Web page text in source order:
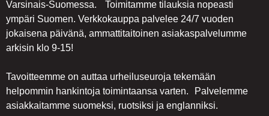
Varsinais-Suomessa. Toimitamme tilauksia nopeasti
ympäri Suomen. Verkkokauppa palvelee 24/7 vuoden
jokaisena päivänä, ammattitaitoinen asiakaspalvelumme
arkisin klo 9-15!
Tavoitteemme on auttaa urheiluseuroja tekemään
helpommin hankintoja toimintaansa varten. Palvelemme
asiakkaitamme suomeksi, ruotsiksi ja englanniksi.